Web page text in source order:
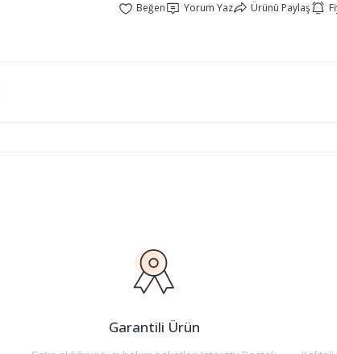
Yorum Yaz Ürünü Paylaş
Garantili Ürün